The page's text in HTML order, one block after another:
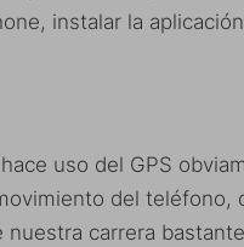
instalar la
uso del GPS
del teléfono,
nuestra carrera